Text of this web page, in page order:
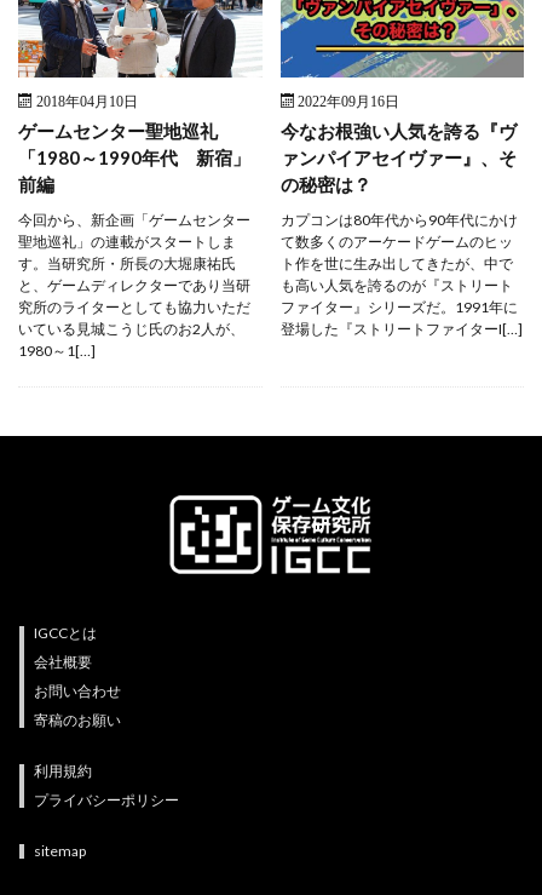
2018年04月10日
ゲームセンター聖地巡礼
「1980～1990年代 新宿」
前編
今回から、新企画「ゲームセンター
聖地巡礼」の連載がスタートしま
す。当研究所・所長の大堀康祐氏
と、ゲームディレクターであり当研
究所のライターとしても協力いただ
いている見城こうじ氏のお2人が、
1980～1[…]
2022年09月16日
今なお根強い人気を誇る『ヴ
ァンパイアセイヴァー』、そ
の秘密は？
カプコンは80年代から90年代にかけ
て数多くのアーケードゲームのヒッ
ト作を世に生み出してきたが、中で
も高い人気を誇るのが『ストリート
ファイター』シリーズだ。1991年に
登場した『ストリートファイターI[…]
IGCCとは
会社概要
お問い合わせ
寄稿のお願い
利用規約
プライバシーポリシー
sitemap